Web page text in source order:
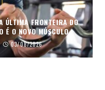
ÚLTIMA FRONTEIRA DO
É O NOVO MÚSCULO
03/08/2026